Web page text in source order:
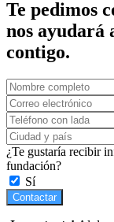
Te pedimos
nos ayudará
contigo.
¿Te gustaría recibir
fundación?
Sí
Contactar